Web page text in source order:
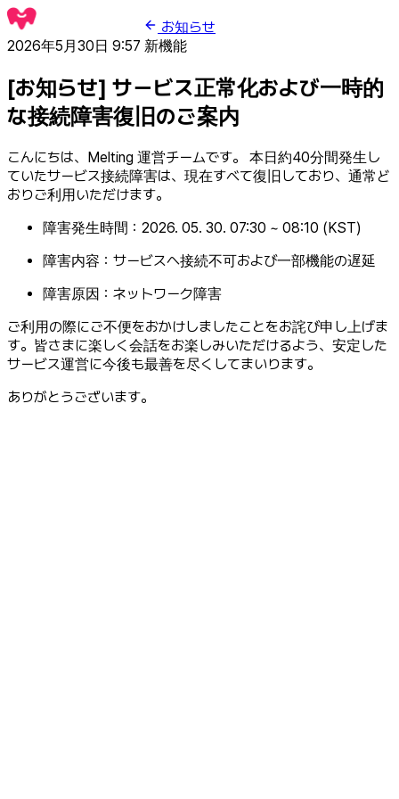
お知らせ
2026年5月30日 9:57 新機能
[お知らせ] サービス正常化および一時的
な接続障害復旧のご案内
こんにちは、Melting 運営チームです。 本日約40分間発生し
ていたサービス接続障害は、現在すべて復旧しており、通常ど
おりご利用いただけます。
障害発生時間：2026. 05. 30. 07:30 ~ 08:10 (KST)
障害内容：サービスへ接続不可および一部機能の遅延
障害原因：ネットワーク障害
ご利用の際にご不便をおかけしましたことをお詫び申し上げま
す。皆さまに楽しく会話をお楽しみいただけるよう、安定した
サービス運営に今後も最善を尽くしてまいります。
ありがとうございます。